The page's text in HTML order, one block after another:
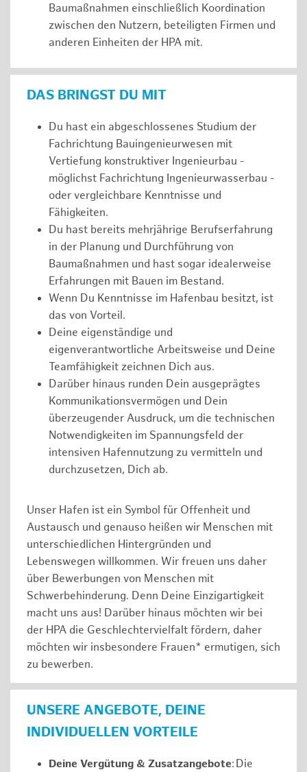
Baumaßnahmen einschließlich Koordination
zwischen den Nutzern, beteiligten Firmen und
anderen Einheiten der HPA mit.
DAS BRINGST DU MIT
Du hast ein abgeschlossenes Studium der
Fachrichtung Bauingenieurwesen mit
Vertiefung konstruktiver Ingenieurbau -
möglichst Fachrichtung Ingenieurwasserbau -
oder vergleichbare Kenntnisse und
Fähigkeiten.
Du hast bereits mehrjährige Berufserfahrung
in der Planung und Durchführung von
Baumaßnahmen und hast sogar idealerweise
Erfahrungen mit Bauen im Bestand.
Wenn Du Kenntnisse im Hafenbau besitzt, ist
das von Vorteil.
Deine eigenständige und
eigenverantwortliche Arbeitsweise und Deine
Teamfähigkeit zeichnen Dich aus.
Darüber hinaus runden Dein ausgeprägtes
Kommunikationsvermögen und Dein
überzeugender Ausdruck, um die technischen
Notwendigkeiten im Spannungsfeld der
intensiven Hafennutzung zu vermitteln und
durchzusetzen, Dich ab.
Unser Hafen ist ein Symbol für Offenheit und
Austausch und genauso heißen wir Menschen mit
unterschiedlichen Hintergründen und
Lebenswegen willkommen. Wir freuen uns daher
über Bewerbungen von Menschen mit
Schwerbehinderung. Denn Deine Einzigartigkeit
macht uns aus! Darüber hinaus möchten wir bei
der HPA die Geschlechtervielfalt fördern, daher
möchten wir insbesondere Frauen* ermutigen, sich
zu bewerben.
UNSERE ANGEBOTE, DEINE
INDIVIDUELLEN VORTEILE
Deine Vergütung & Zusatzangebote: Die